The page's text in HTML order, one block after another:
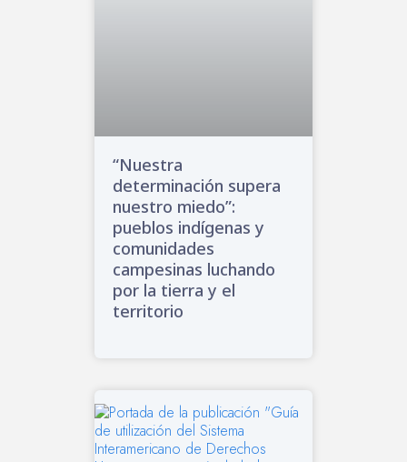
“Nuestra
determinación supera
nuestro miedo”:
pueblos indígenas y
comunidades
campesinas luchando
por la tierra y el
territorio